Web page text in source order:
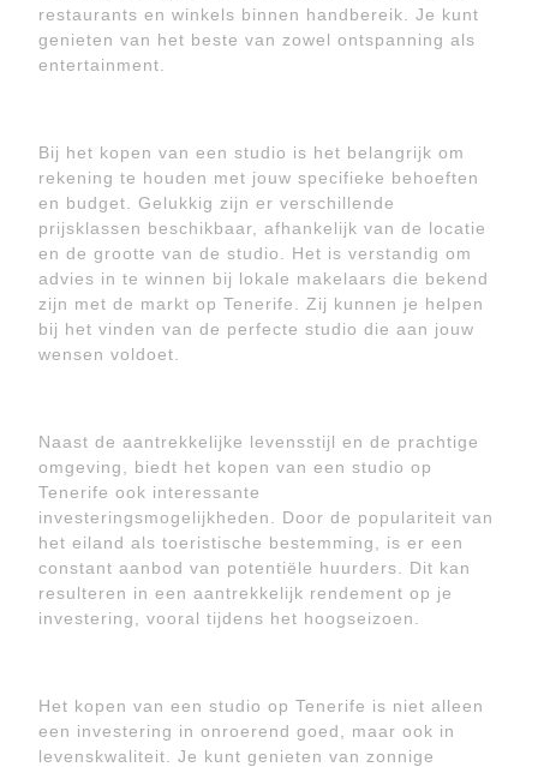
restaurants en winkels binnen handbereik. Je kunt
genieten van het beste van zowel ontspanning als
entertainment.
Bij het kopen van een studio is het belangrijk om
rekening te houden met jouw specifieke behoeften
en budget. Gelukkig zijn er verschillende
prijsklassen beschikbaar, afhankelijk van de locatie
en de grootte van de studio. Het is verstandig om
advies in te winnen bij lokale makelaars die bekend
zijn met de markt op Tenerife. Zij kunnen je helpen
bij het vinden van de perfecte studio die aan jouw
wensen voldoet.
Naast de aantrekkelijke levensstijl en de prachtige
omgeving, biedt het kopen van een studio op
Tenerife ook interessante
investeringsmogelijkheden. Door de populariteit van
het eiland als toeristische bestemming, is er een
constant aanbod van potentiële huurders. Dit kan
resulteren in een aantrekkelijk rendement op je
investering, vooral tijdens het hoogseizoen.
Het kopen van een studio op Tenerife is niet alleen
een investering in onroerend goed, maar ook in
levenskwaliteit. Je kunt genieten van zonnige